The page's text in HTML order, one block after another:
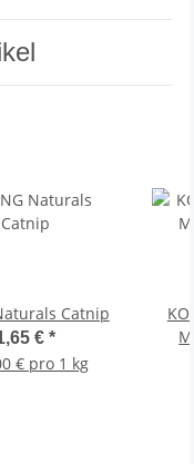
Catnip
€*
€ pro 1 kg